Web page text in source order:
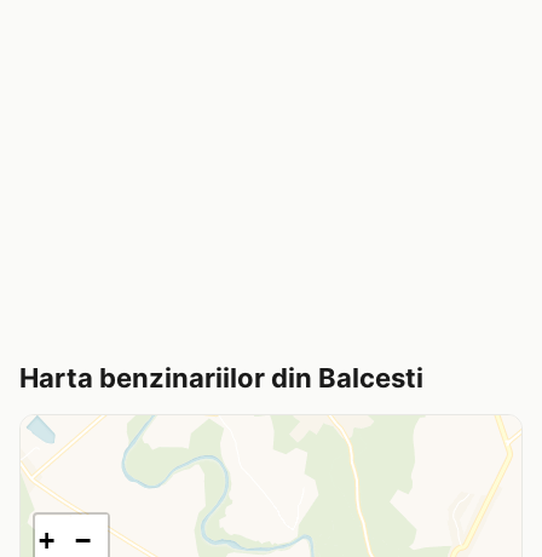
Harta benzinariilor din Balcesti
+ −